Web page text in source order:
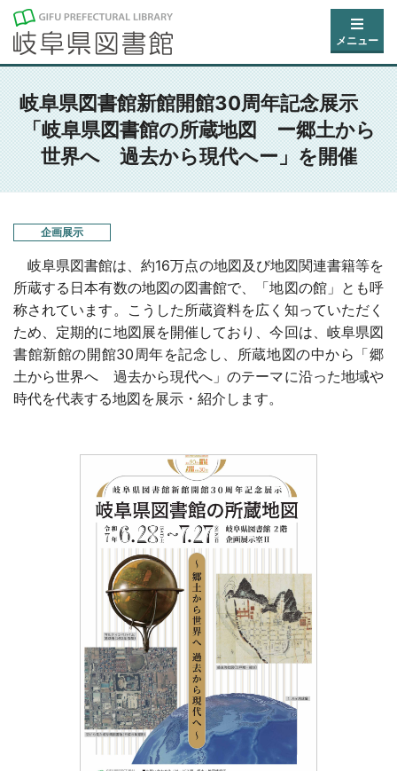
メニュー
岐阜県図書館新館開館30周年記念展示
「岐阜県図書館の所蔵地図 ー郷土から
世界へ 過去から現代へー」を開催
企画展示
岐阜県図書館は、約16万点の地図及び地図関連書籍等を
所蔵する日本有数の地図の図書館で、「地図の館」とも呼
称されています。こうした所蔵資料を広く知っていただく
ため、定期的に地図展を開催しており、今回は、岐阜県図
書館新館の開館30周年を記念し、所蔵地図の中から「郷
土から世界へ 過去から現代へ」のテーマに沿った地域や
時代を代表する地図を展示・紹介します。